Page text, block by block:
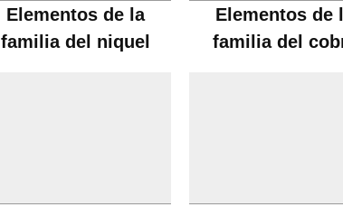
Elementos de la
familia del niquel
Elementos de
familia del